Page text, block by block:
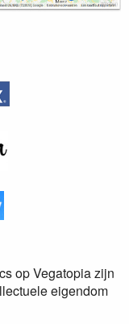
op Vegatopia zijn
eigendom